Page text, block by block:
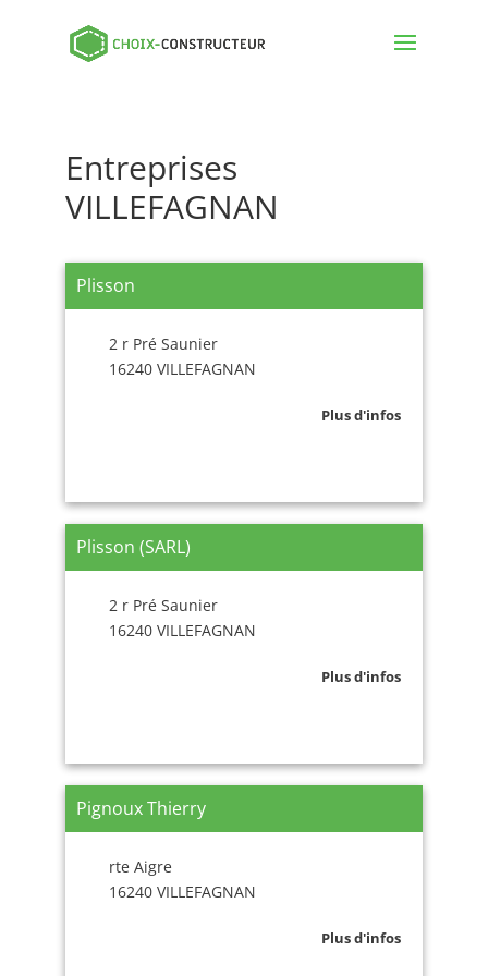
Entreprises
VILLEFAGNAN
Plisson
2 r Pré Saunier
16240 VILLEFAGNAN
Plus d'infos
Plisson (SARL)
2 r Pré Saunier
16240 VILLEFAGNAN
Plus d'infos
Pignoux Thierry
rte Aigre
16240 VILLEFAGNAN
Plus d'infos